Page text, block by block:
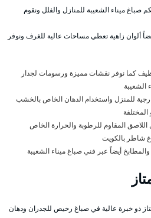
صباغ ميناء الشعيبة للمنازل والفلل ونقوم
ألوان زاهية تعطي مساحات عالية للغرف ونوفر
كما نوفر نقشات مميزة ورسومات لجدار
الشعيبة
للمنزل واستخدام الدهان الخاص بالخشب
المقاوم للرطوبة والحرارة الخاص
شاطر بالكويت
والمطابخ أيضاً عبر فني صباغ ميناء الشعيبة
ذو خبرة عالية في صباغ رخيص للجدران ودهان